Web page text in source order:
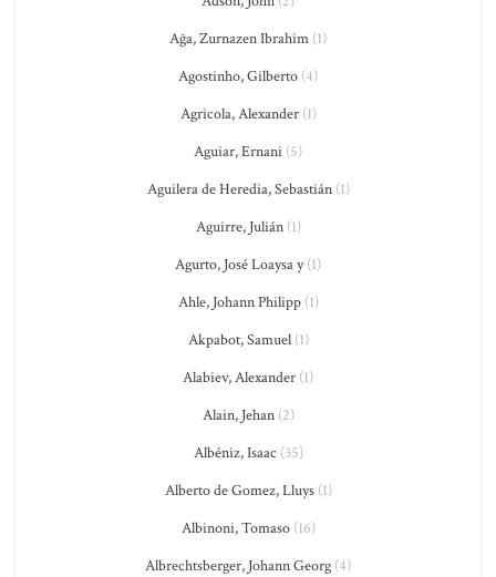
Ağa, Zurnazen Ibrahim (1)
Agostinho, Gilberto (4)
Agricola, Alexander(1)
Aguiar, Ernani (5)
Aguilera de Heredia, Sebastián(1)
Aguirre, Julián(1)
Agurto, José Loaysa y(1)
Ahle, Johann Philipp(1)
Akpabot, Samuel(1)
Alabiev, Alexander (1)
Alain, Jehan(2)
Albéniz, Isaac (35)
Alberto de Gomez, Lluys(1)
Albinoni, Tomaso(16)
Albrechtsberger, Johann Georg (4)